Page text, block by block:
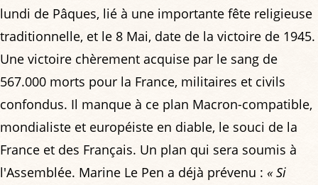
lundi de Pâques, lié à une importante fête religieuse
traditionnelle, et le 8 Mai, date de la victoire de 1945.
Une victoire chèrement acquise par le sang de
567.000 morts pour la France, militaires et civils
confondus. Il manque à ce plan Macron-compatible,
mondialiste et européiste en diable, le souci de la
France et des Français. Un plan qui sera soumis à
l'Assemblée. Marine Le Pen a déjà prévenu : « Si